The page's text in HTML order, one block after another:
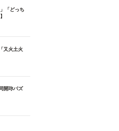
「どっち
又火土火
開珎パズ